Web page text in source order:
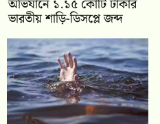
অভিযানে ১.১৫ কোটি টাকার
ভারতীয় শাড়ি-ডিসপ্লে জব্দ